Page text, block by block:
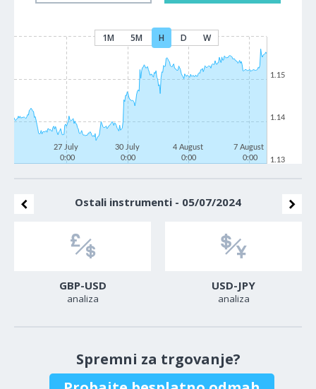
1M 5M H D W
27 July
0:00
30 July
0:00
4 August
0:00
7 August
0:00
1.13
1.14
1.15
Ostali instrumenti - 05/07/2024
GBP-USD
analiza
USD-JPY
analiza
Spremni za trgovanje?